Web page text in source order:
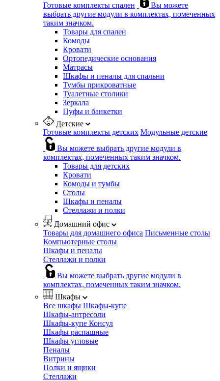
Готовые комплекты спален
Вы можете
выбрать другие модули в комплектах, помеченных
таким значком.
Товары для спален
Комоды
Кровати
Ортопедические основания
Матрасы
Шкафы и пеналы для спальни
Тумбы прикроватные
Туалетные столики
Зеркала
Пуфы и банкетки
Детские
Готовые комплекты детских Модульные детские
Вы можете выбрать другие модули в
комплектах, помеченных таким значком.
Товары для детских
Кровати
Комоды и тумбы
Столы
Шкафы и пеналы
Стеллажи и полки
Домашний офис
Товары для домашнего офиса Письменные столы
Компьютерные столы
Шкафы и пеналы
Стеллажи и полки
Вы можете выбрать другие модули в
комплектах, помеченных таким значком.
Шкафы
Все шкафы Шкафы-купе
Шкафы-антресоли
Шкафы-купе Консул
Шкафы распашные
Шкафы угловые
Пеналы
Витрины
Полки и ящики
Стеллажи